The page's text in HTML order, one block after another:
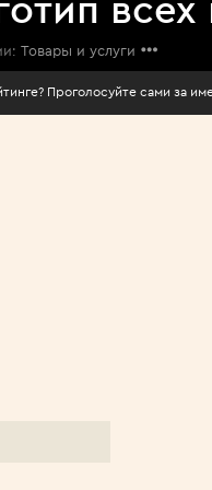
Товары и услуги
Не согласны с расстановкой в рейтинге?